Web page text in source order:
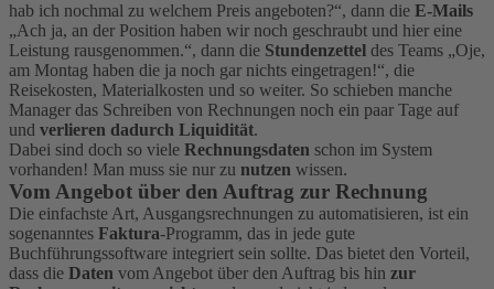
hab ich nochmal zu welchem Preis angeboten?“, dann die E-Mails
„Ach ja, an der Position haben wir noch geschraubt und hier eine
Leistung rausgenommen.“, dann die Stundenzettel des Teams „Oje,
am Montag haben die ja noch gar nichts eingetragen!“, die
Reisekosten, Materialkosten und so weiter. So schieben manche
Manager das Schreiben von Rechnungen noch ein paar Tage auf
und verlieren dadurch Liquidität.
Dabei sind doch so viele Rechnungsdaten schon im System
vorhanden! Man muss sie nur zu nutzen wissen.
Vom Angebot über den Auftrag zur Rechnung
Die einfachste Art, Ausgangsrechnungen zu automatisieren, ist ein
sogenanntes Faktura-Programm, das in jede gute
Buchführungssoftware integriert sein sollte. Das bietet den Vorteil,
dass die Daten vom Angebot über den Auftrag bis hin zur